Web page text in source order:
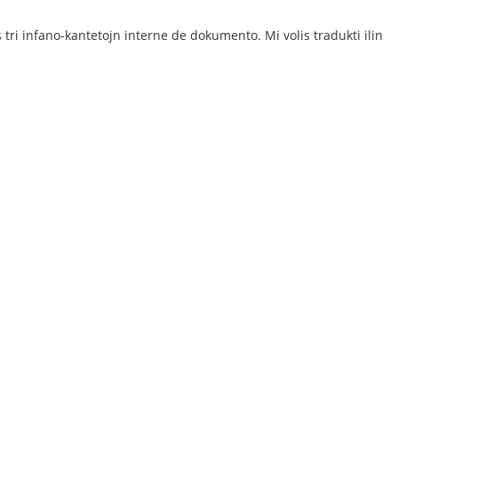
infano-kantetojn interne de dokumento. Mi volis tradukti ilin